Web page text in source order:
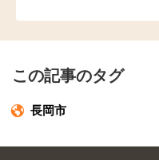
この記事のタグ
長岡市